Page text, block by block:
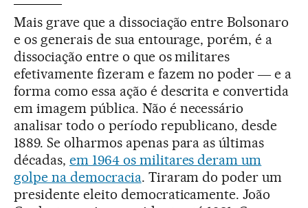
Mais grave que a dissociação entre Bolsonaro
e os generais de sua entourage, porém, é a
dissociação entre o que os militares
efetivamente fizeram e fazem no poder ― e a
forma como essa ação é descrita e convertida
em imagem pública. Não é necessário
analisar todo o período republicano, desde
1889. Se olharmos apenas para as últimas
décadas, em 1964 os militares deram um
golpe na democracia. Tiraram do poder um
presidente eleito democraticamente. João